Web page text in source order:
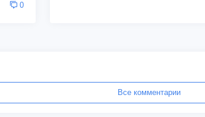
0
Все комментарии